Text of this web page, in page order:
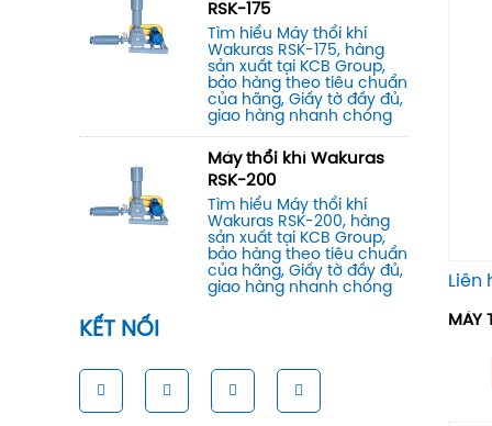
RSK-175
Tìm hiểu Máy thổi khí
Wakuras RSK-175, hàng
sản xuất tại KCB Group,
bảo hàng theo tiêu chuẩn
của hãng, Giấy tờ đầy đủ,
giao hàng nhanh chóng
Máy thổi khí Wakuras
RSK-200
Tìm hiểu Máy thổi khí
Wakuras RSK-200, hàng
sản xuất tại KCB Group,
bảo hàng theo tiêu chuẩn
của hãng, Giấy tờ đầy đủ,
giao hàng nhanh chóng
KẾT NỐI
Liên
MÁY